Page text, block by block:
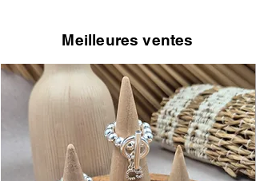
Meilleures ventes